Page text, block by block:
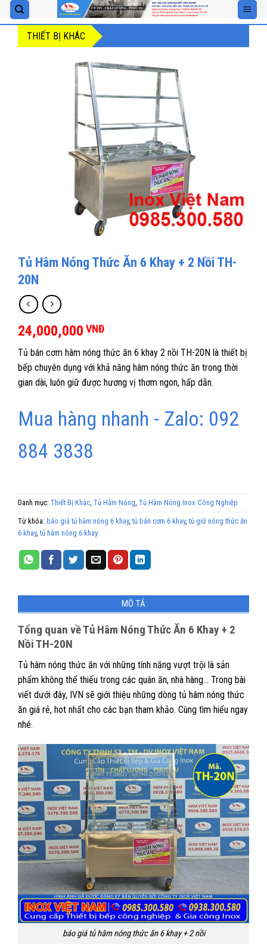
Skip
to
contentTHIẾT BỊ KHÁC
Tủ Hâm Nóng Thức Ăn 6 Khay + 2 Nồi TH-
20N
24,000,000 VNĐ
Tủ bán cơm hâm nóng thức ăn 6 khay 2 nồi TH-20N là thiết bị
bếp chuyên dụng với khả năng hâm nóng thức ăn trong thời
gian dài, luôn giữ được hương vị thơm ngon, hấp dẫn.
Mua hàng nhanh - Zalo: 092
884 3838
Danh mục: Thiết Bị Khác Tủ Hâm Nóng Tủ Hâm Nóng Inox Công Nghiệp
Từ khóa: báo giá tủ hâm nóng 6 khay,tủ bán cơm 6 khay,tủ giữ nóng thức ăn
6 khay,tủ hâm nóng 6 khay
MÔ TẢ
Tổng quan về Tủ Hâm Nóng Thức Ăn 6 Khay + 2
Nồi TH-20N
Tủ hâm nóng thức ăn với những tính năng vượt trội là sản
phẩm không thể thiếu trong các quán ăn, nhà hàng… Trong bài
viết dưới đây, IVN sẽ giới thiệu những dòng tủ hâm nóng thức
ăn giá rẻ, hot nhất cho các bạn tham khảo. Cùng tìm hiểu ngay
nhé.
báo giá tủ hâm nóng thức ăn 6 khay + 2 nồi